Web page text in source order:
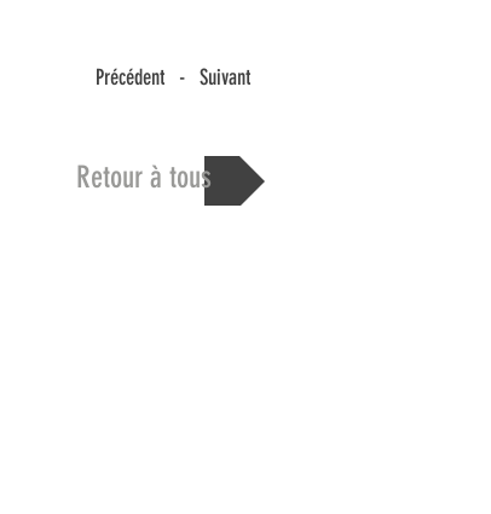
Précédent - Suivant
Retour à tous